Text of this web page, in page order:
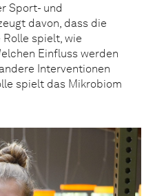
Sport- und
davon, dass die
spielt, wie
Einfluss werden
Interventionen
spielt das Mikrobiom